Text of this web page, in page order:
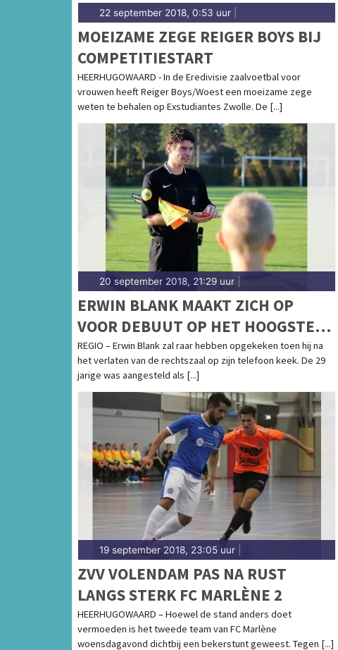
22 september 2018, 0:53 uur
MOEIZAME ZEGE REIGER BOYS BIJ
COMPETITIESTART
HEERHUGOWAARD - In de Eredivisie zaalvoetbal voor
vrouwen heeft Reiger Boys/Woest een moeizame zege
weten te behalen op Exstudiantes Zwolle. De [...]
20 september 2018, 21:29 uur
ERWIN BLANK MAAKT ZICH OP
VOOR DEBUUT OP HET HOOGSTE
NIVEAU
REGIO – Erwin Blank zal raar hebben opgekeken toen hij na
het verlaten van de rechtszaal op zijn telefoon keek. De 29
jarige was aangesteld als [...]
19 september 2018, 23:05 uur
ZVV VOLENDAM PAS NA RUST
LANGS STERK FC MARLÈNE 2
HEERHUGOWAARD – Hoewel de stand anders doet
vermoeden is het tweede team van FC Marlène
woensdagavond dichtbij een bekerstunt geweest. Tegen [...]